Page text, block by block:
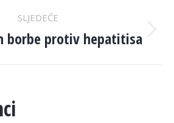
SLJEDEĆE
Next
borbe protiv hepatitisa